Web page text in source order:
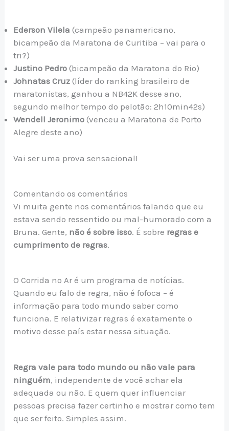
Ederson Vilela (campeão panamericano,
bicampeão da Maratona de Curitiba – vai para o
tri?)
Justino Pedro(bicampeão da Maratona do Rio)
Johnatas Cruz (líder do ranking brasileiro de
maratonistas, ganhou a NB42K desse ano,
segundo melhor tempo do pelotão: 2h10min42s)
Wendell Jeronimo (venceu a Maratona de Porto
Alegre deste ano)
Vai ser uma prova sensacional!
Comentando os comentários
Vi muita gente nos comentários falando que eu
estava sendo ressentido ou mal-humorado com a
Bruna. Gente, não é sobre isso. É sobre regras e
cumprimento de regras.
O Corrida no Ar é um programa de notícias.
Quando eu falo de regra, não é fofoca – é
informação para todo mundo saber como
funciona. E relativizar regras é exatamente o
motivo desse país estar nessa situação.
Regra vale para todo mundo ou não vale para
ninguém, independente de você achar ela
adequada ou não. E quem quer influenciar
pessoas precisa fazer certinho e mostrar como tem
que ser feito. Simples assim.